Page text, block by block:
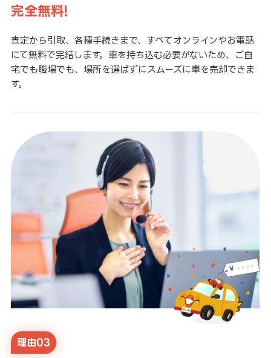
完全無料!
査定から引取、各種手続きまで、すべてオンラインやお電話
にて無料で完結します。車を持ち込む必要がないため、ご自
宅でも職場でも、場所を選ばずにスムーズに車を売却できま
す。
理由03